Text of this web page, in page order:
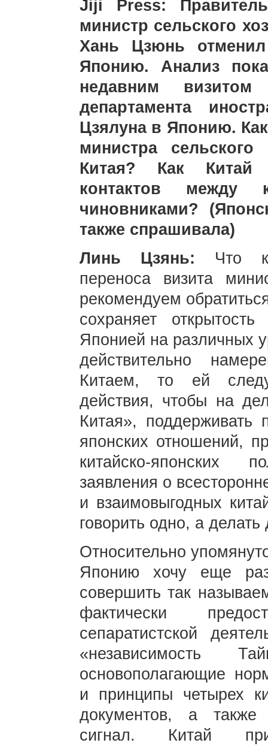
Jiji Press:
министр сельского
Хань Цзюнь
Японию. Анализ
недавним
департамента
Цзялуна в Японию.
министра
Китая? Как Китай
контактов между
чиновниками?
также спрашивала)
Линь Цзянь: Что
переноса визита
рекомендуем
сохраняет
Японией на различных
действительно
Китаем, то ей
действия, чтобы на
Китая», поддерживать
японских отношений,
китайско-японских
заявления о
и взаимовыгодных
говорить одно, а делать
Относительно
Японию хочу еще раз
совершить так
фактически
сепаратистской
«независимость
основополагающие
и принципы четырех
документов, а
сигнал. Китай